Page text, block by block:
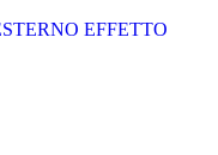
EFFETTO